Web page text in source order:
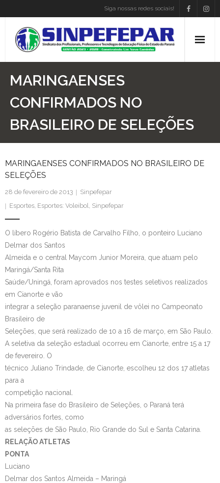
Siga nossas redes sociais!
Home
Institucional
Atos Presidência
Convenções
Associe-se
Empregos
Contato
MARINGAENSES
CONFIRMADOS NO
BRASILEIRO DE SELEÇÕES
MARINGAENSES CONFIRMADOS NO BRASILEIRO DE
SELEÇÕES
28 de fevereiro de 2013
Sinpefepar
Esportes, Esportes: Voleibol, Sinpefepar
O líbero Rogério Batista de Carvalho Filho, o ponteiro Luciano
Delmar dos Santos
Almeida e o central Maycom Junior Moreira, que atuam pelo
Maringá/Santa Rita
Saúde/Uningá, foram aprovados nos testes seletivos realizados
em Cianorte e vão
integrar a seleção paranaense juvenil de vôlei no Campeonato
Brasileiro de
Seleções, que será realizado de 10 a 16 de março, em São Paulo.
A seletiva da seleção estadual ocorreu em Cianorte, entre 15 a 17
de fevereiro. O
técnico Juliano Trindade, de Cianorte, escolheu 12 dos 17 atletas
para a
competição nacional.
Na primeira fase do Brasileiro de Seleções, o Paraná terá
adversários fortes, como
as seleções de São Paulo, Rio Grande do Sul e Santa Catarina.
RELAÇÃO ATLETAS
PONTA
Luciano
Delmar dos Santos Almeida – Maringá